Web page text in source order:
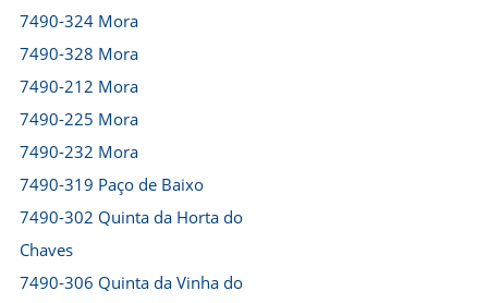
7490-324 Mora
7490-328 Mora
7490-212 Mora
7490-225 Mora
7490-232 Mora
7490-319 Paço de Baixo
7490-302 Quinta da Horta do
Chaves
7490-306 Quinta da Vinha do